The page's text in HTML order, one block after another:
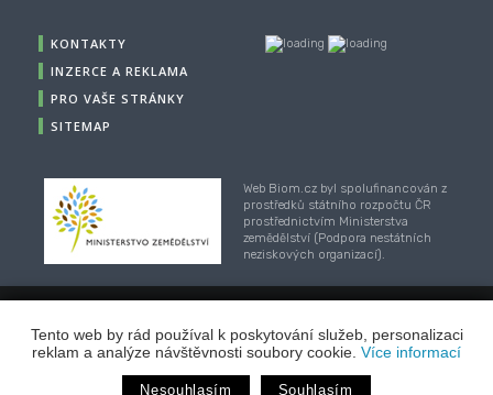
Tento web by rád používal k poskytování služeb, personalizaci
reklam a analýze návštěvnosti soubory cookie. Více informací
Nesouhlasím Souhlasím
KONTAKTY
INZERCE A REKLAMA
PRO VAŠE STRÁNKY
SITEMAP
Web Biom.cz byl spolufinancován z
prostředků státního rozpočtu ČR
prostřednictvím Ministerstva
zemědělství (Podpora nestátních
neziskových organizací).
© 2001-2018, CZ Biom - České sdružení pro biomasu,
Webhosting / webdesign / publikační systém TOOLKIT -